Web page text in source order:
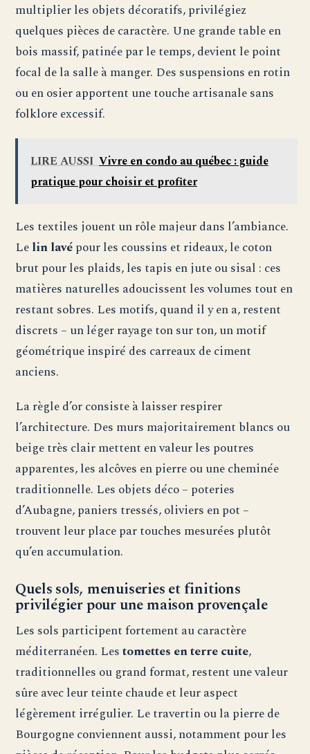
multiplier les objets décoratifs, privilégiez
quelques pièces de caractère. Une grande table en
bois massif, patinée par le temps, devient le point
focal de la salle à manger. Des suspensions en rotin
ou en osier apportent une touche artisanale sans
folklore excessif.
LIRE AUSSI Vivre en condo au québec : guide
pratique pour choisir et profiter
Les textiles jouent un rôle majeur dans l’ambiance.
Lelin lavépour les coussins et rideaux, le coton
brut pour les plaids, les tapis en jute ou sisal : ces
matières naturelles adoucissent les volumes tout en
restant sobres. Les motifs, quand il y en a, restent
discrets – un léger rayage ton sur ton, un motif
géométrique inspiré des carreaux de ciment
anciens.
La règle d’or consiste à laisser respirer
l’architecture. Des murs majoritairement blancs ou
beige très clair mettent en valeur les poutres
apparentes, les alcôves en pierre ou une cheminée
traditionnelle. Les objets déco – poteries
d’Aubagne, paniers tressés, oliviers en pot –
trouvent leur place par touches mesurées plutôt
qu’en accumulation.
Quels sols, menuiseries et finitions
privilégier pour une maison provençale
Les sols participent fortement au caractère
méditerranéen. Lestomettes en terre cuite,
traditionnelles ou grand format, restent une valeur
sûre avec leur teinte chaude et leur aspect
légèrement irrégulier. Le travertin ou la pierre de
Bourgogne conviennent aussi, notamment pour les